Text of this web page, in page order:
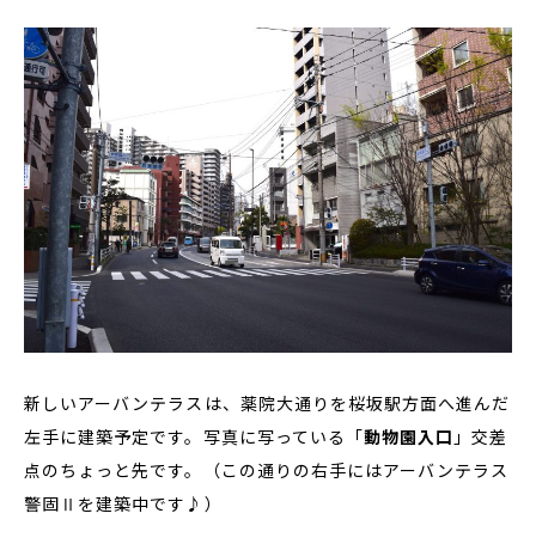
新しいアーバンテラスは、薬院大通りを桜坂駅方面へ進んだ
左手に建築予定です。写真に写っている「動物園入口 」交差
点のちょっと先です。（この通りの右手にはアーバンテラス
警固Ⅱを建築中です♪）